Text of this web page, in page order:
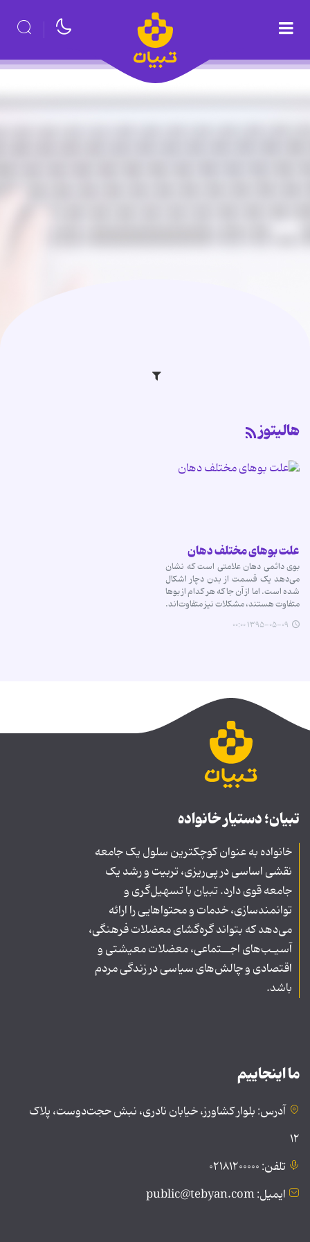
هالیتوز
علت بوهای مختلف دهان
بوی دائمی دهان علامتی است که نشان
می‌دهد یک قسمت از بدن دچار اشکال
شده است. اما از آن جا که هر کدام از بوها
متفاوت هستند، مشکلات نیز متفاوت‌اند.
۱۳۹۵-۰۵-۰۹ ۰۰:۰۰
تبیان؛ دستیار خانواده
خانواده به عنوان کوچکترین سلول یک جامعه
نقشی اساسی در پی‌ریزی، تربیت و رشد یک
جامعه قوی دارد. تبیان با تسهیل‌گری و
توانمندسازی، خدمات و محتواهایی را ارائه
می‌دهد که بتواند گره‌گشای معضلات فرهنگی،
آسیـب‌های اجــتماعی، معضلات معیشتی و
اقتصادی و چالش‌های سیاسی در زندگی مردم
باشد.
ما اینجاییم
آدرس: بلوار کشاورز، خیابان نادری، نبش حجت‌دوست، پلاک
۱۲
تلفن: ۰۲۱۸۱۲۰۰۰۰۰
ایمیل: public@tebyan.com